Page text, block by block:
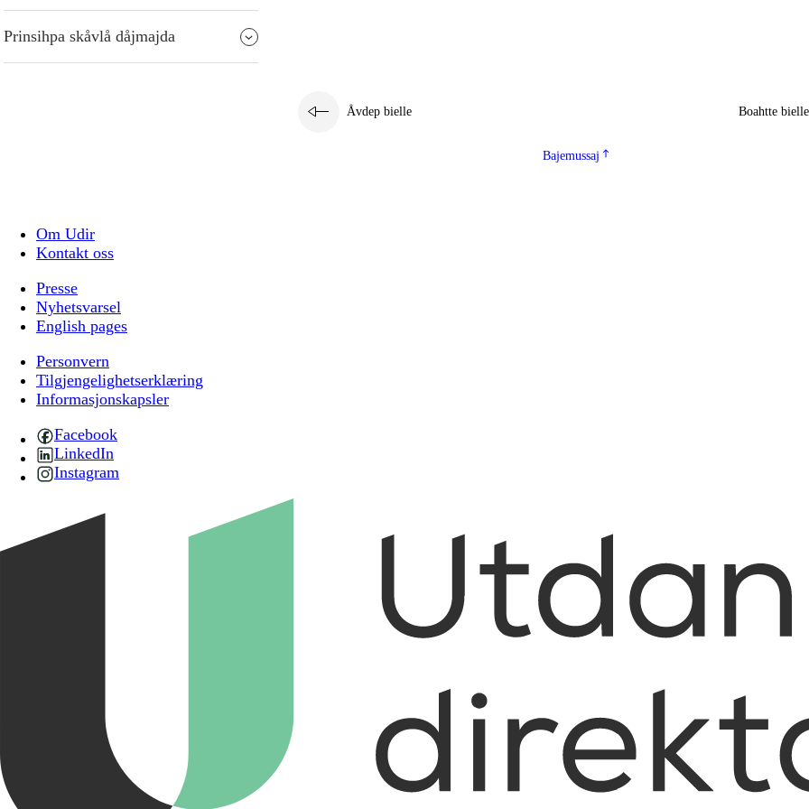
Prinsihpa skåvlå dåjmajda
Åvdep bielle Boahtte bielle
Bajemussaj
Om Udir
Kontakt oss
Presse
Nyhetsvarsel
English pages
Personvern
Tilgjengelighetserklæring
Informasjonskapsler
Facebook
LinkedIn
Instagram